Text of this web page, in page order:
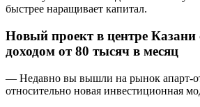
быстрее наращивает капитал.
Новый проект в центре Казани
доходом от 80 тысяч в месяц
— Недавно вы вышли на рынок апарт-
относительно новая инвестиционная